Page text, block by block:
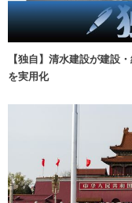
【独自】清水建設が建設
を実用化